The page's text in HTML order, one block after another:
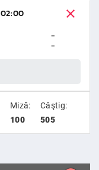
02:00
-
-
Miză:
100
Câştig:
505